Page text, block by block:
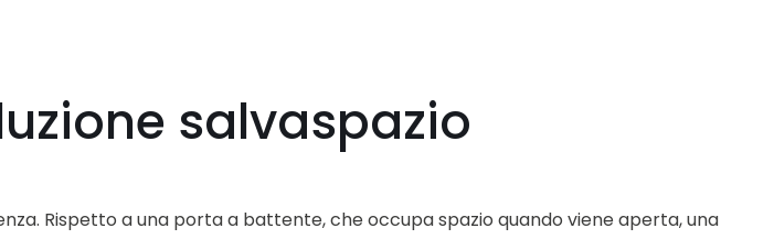
salvaspazio
Rispetto a una porta a battente, che occupa spazio quando viene aperta, una